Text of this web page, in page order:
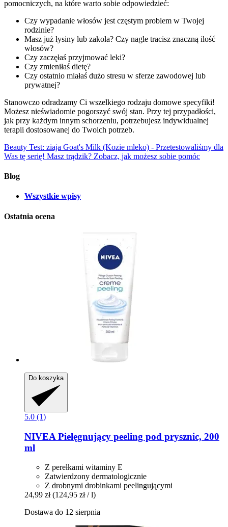
pomocniczych, na które warto sobie odpowiedzieć:
Czy wypadanie włosów jest częstym problem w Twojej
rodzinie?
Masz już łysiny lub zakola? Czy nagle tracisz znaczną ilość
włosów?
Czy zaczęłaś przyjmować leki?
Czy zmieniłaś dietę?
Czy ostatnio miałaś dużo stresu w sferze zawodowej lub
prywatnej?
Stanowczo odradzamy Ci wszelkiego rodzaju domowe specyfiki!
Możesz nieświadomie pogorszyć swój stan. Przy tej przypadłości,
jak przy każdym innym schorzeniu, potrzebujesz indywidualnej
terapii dostosowanej do Twoich potrzeb.
Beauty Test: ziaja Goat's Milk (Kozie mleko) - Przetestowaliśmy dla
Was tę serię! Masz trądzik? Zobacz, jak możesz sobie pomóc
Blog
Wszystkie wpisy
Ostatnia ocena
Do koszyka
5.0 (1)
NIVEA Pielęgnujący peeling pod prysznic, 200
ml
Z perełkami witaminy E
Zatwierdzony dermatologicznie
Z drobnymi drobinkami peelingującymi
24,99 zł (124,95 zł / l)
Dostawa do 12 sierpnia